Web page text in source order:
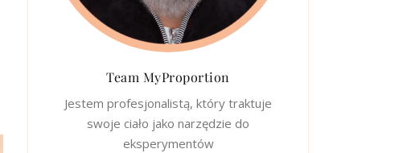
Team MyProportion
Jestem profesjonalistą, który traktuje
swoje ciało jako narzędzie do
eksperymentów